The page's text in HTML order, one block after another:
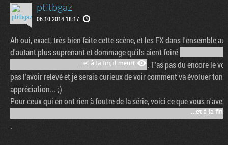
ptitbgaz
06.10.2014 18:17
Ah oui, exact, très bien faite cette scène, et les FX dans l'ensemble
d'autant plus suprenant et dommage qu'ils aient foiré
. T'as pas du encore le
pas l'avoir relevé et je serais curieux de voir comment va évoluer ton
appréciation... ;)
Pour ceux qui en ont rien à foutre de la série, voici ce que vous n'avez
.